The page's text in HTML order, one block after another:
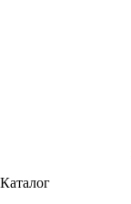
Каталог